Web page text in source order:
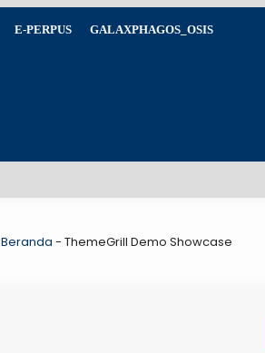
E-PERPUS GALAXPHAGOS_OSIS
Beranda - ThemeGrill Demo Showcase